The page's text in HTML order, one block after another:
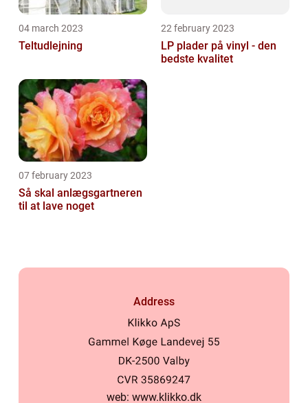
04 march 2023
Teltudlejning
22 february 2023
LP plader på vinyl - den
bedste kvalitet
07 february 2023
Så skal anlægsgartneren
til at lave noget
Address
web: www.klikko.dk